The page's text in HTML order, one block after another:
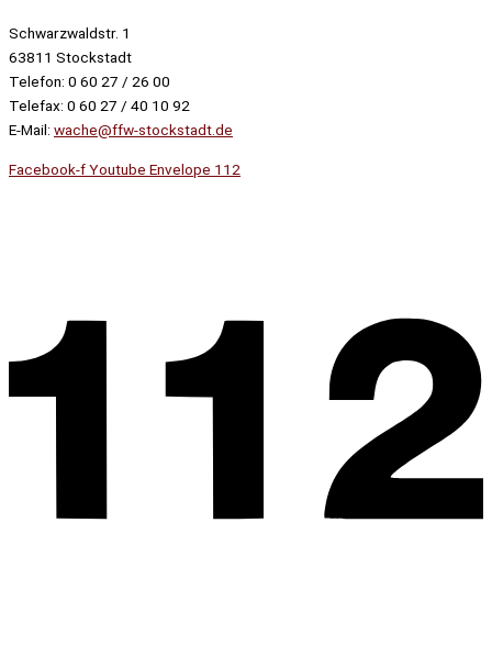
Schwarzwaldstr. 1
63811 Stockstadt
Telefon: 0 60 27 / 26 00
Telefax: 0 60 27 / 40 10 92
E-Mail: wache@ffw-stockstadt.de
Facebook-fYoutube Envelope 112